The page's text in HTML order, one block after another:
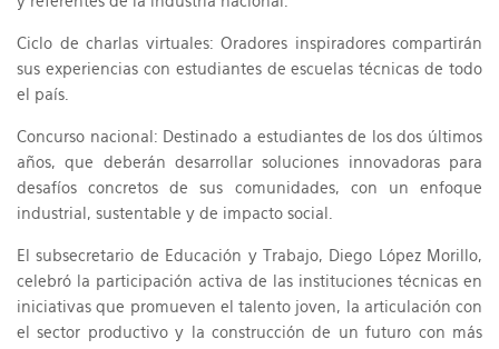
Ciclo de charlas virtuales: Oradores inspiradores compartirán
sus experiencias con estudiantes de escuelas técnicas de todo
el país.
Concurso nacional: Destinado a estudiantes de los dos últimos
años, que deberán desarrollar soluciones innovadoras para
desafíos concretos de sus comunidades, con un enfoque
industrial, sustentable y de impacto social.
El subsecretario de Educación y Trabajo, Diego López Morillo,
celebró la participación activa de las instituciones técnicas en
iniciativas que promueven el talento joven, la articulación con
el sector productivo y la construcción de un futuro con más